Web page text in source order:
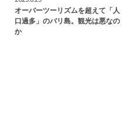
オーバーツーリズムを超えて「人
口過多」のバリ島。観光は悪なの
か